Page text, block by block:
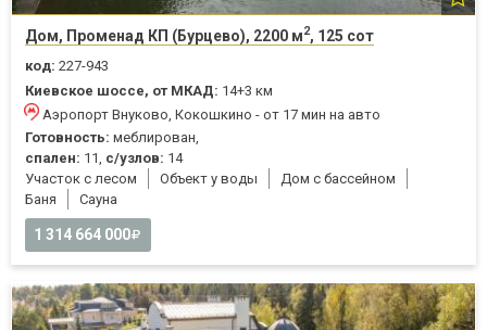
Дом, Променад КП (Бурцево), 2200 м2, 125 сот
код: 227-943
Киевское шоссе, от МКАД: 14+3 км
Аэропорт Внуково, Кокошкино - от 17 мин на авто
Готовность: меблирован,
спален: 11, с/узлов: 14
Участок с лесом
Объект у воды
Дом с бассейном
Баня
Cауна
1 314 664 000